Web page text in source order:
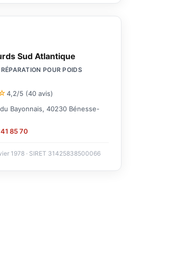
Sud Atlantique
POUR POIDS
4,2/5 (40 avis)
Bayonnais, 40230 Bénesse-
85 70
1978 · SIRET 31425838500066